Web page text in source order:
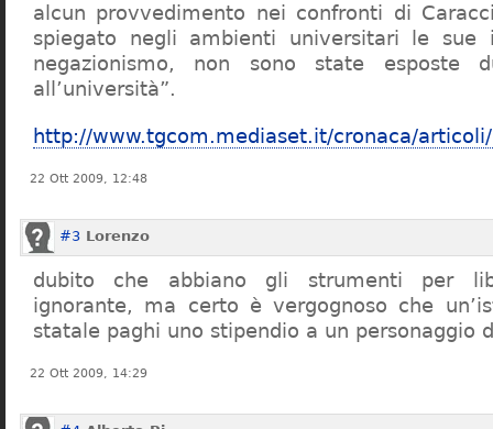
alcun provvedimento nei confronti di
spiegato negli ambienti universitari le sue
negazionismo, non sono state esposte
all’università”.
http://www.tgcom.mediaset.it/cronaca/
22 Ott 2009, 12:48
#3 Lorenzo
dubito che abbiano gli strumenti per
ignorante, ma certo è vergognoso che
statale paghi uno stipendio a un personaggio
22 Ott 2009, 14:29